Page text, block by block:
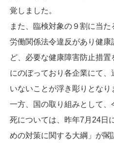
覚しました。
また、臨検対象の９割に当
労働関係法令違反があり健
ど、必要な健康障害防止措
にのぼっており各企業にて
いないことが浮き彫りとなり
一方、国の取り組みとして
死については、昨年7月24日
めの対策に関する大綱」が